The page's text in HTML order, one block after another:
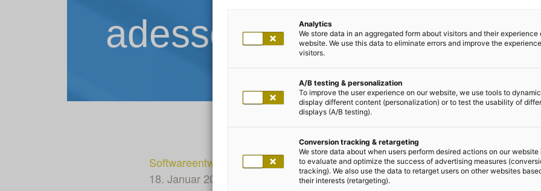
adesso Blog
Softwareentwicklung
18. Januar 2024
von Yannik Rust
Analytics
We store data in an aggregated form about visitors and their experience
website. We use this data to eliminate errors and improve the
visitors.
A/B testing & personalization
To improve the user experience on our website, we use tools to
display different content (personalization) or to test the usability of
displays (A/B testing).
Conversion tracking & retargeting
We store data about when users perform desired actions on our website
to evaluate and optimize the success of advertising measures
tracking). We also use the data to retarget users on other websites
their interests (retargeting).